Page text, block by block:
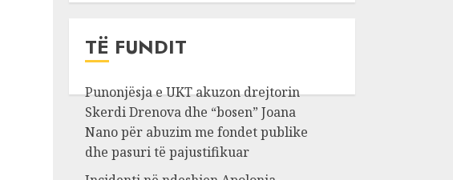
TË FUNDIT
Punonjësja e UKT akuzon drejtorin
Skerdi Drenova dhe “bosen” Joana
Nano për abuzim me fondet publike
dhe pasuri të pajustifikuar